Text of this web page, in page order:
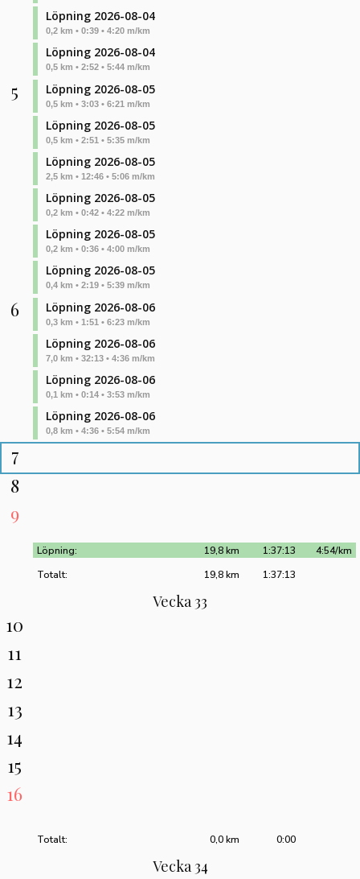
Löpning 2026-08-04
0,2 km • 0:39 • 4:20 m/km
Löpning 2026-08-04
0,5 km • 2:52 • 5:44 m/km
5 Löpning 2026-08-05
0,5 km • 3:03 • 6:21 m/km
Löpning 2026-08-05
0,5 km • 2:51 • 5:35 m/km
Löpning 2026-08-05
2,5 km • 12:46 • 5:06 m/km
Löpning 2026-08-05
0,2 km • 0:42 • 4:22 m/km
Löpning 2026-08-05
0,2 km • 0:36 • 4:00 m/km
Löpning 2026-08-05
0,4 km • 2:19 • 5:39 m/km
6 Löpning 2026-08-06
0,3 km • 1:51 • 6:23 m/km
Löpning 2026-08-06
7,0 km • 32:13 • 4:36 m/km
Löpning 2026-08-06
0,1 km • 0:14 • 3:53 m/km
Löpning 2026-08-06
0,8 km • 4:36 • 5:54 m/km
7
8
9
Löpning: 4:54/km
1:37:13
19,8 km
Totalt:
1:37:13
19,8 km
Vecka 33
10
11
12
13
14
15
16
Totalt: 0:00
0,0 km
Vecka 34